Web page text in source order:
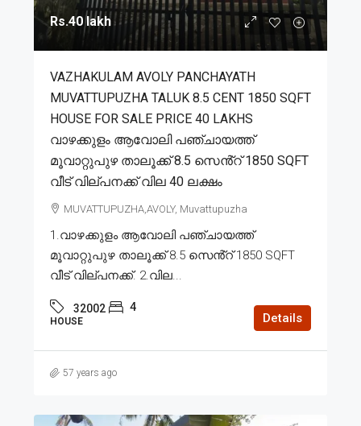
Rs.40 lakh
VAZHAKULAM AVOLY PANCHAYATH
MUVATTUPUZHA TALUK 8.5 CENT 1850 SQFT
HOUSE FOR SALE PRICE 40 LAKHS
വാഴക്കുളം ആവോലി പഞ്ചായത്ത്
മൂവാറ്റുപുഴ താലൂക്ക് 8.5 സെൻ്റ് 1850 SQFT
വീട് വില്പനക്ക് വില 40 ലക്ഷം
MUVATTUPUZHA,AVOLY, Muvattupuzha
1.വാഴക്കുളം ആവോലി പഞ്ചായത്ത്
മൂവാറ്റുപുഴ താലൂക്ക് 8.5 സെൻ്റ് 1850 SQFT
വീട് വില്പനക്ക്. 2.വില...
32002 4
HOUSE Details
57 years ago